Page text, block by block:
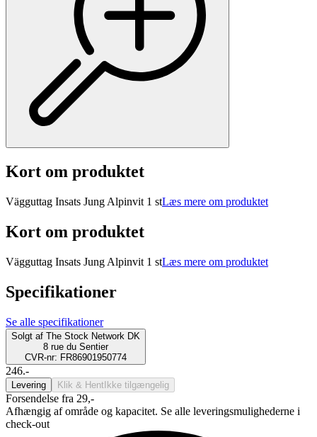
Kort om produktet
Vägguttag Insats Jung Alpinvit 1 stLæs mere om produktet
Kort om produktet
Vägguttag Insats Jung Alpinvit 1 stLæs mere om produktet
Specifikationer
Se alle specifikationer
Solgt af The Stock Network DK
8 rue du Sentier
CVR-nr: FR86901950774
246.-
Levering Klik & Hent Ikke tilgængelig
Forsendelse fra 29,-
Afhængig af område og kapacitet. Se alle leveringsmulighederne i
check-out